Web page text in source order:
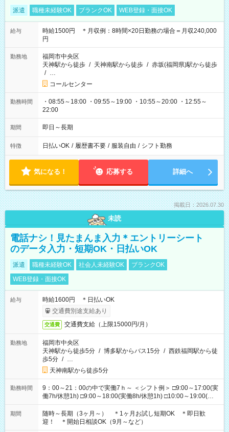
派遣 職種未経験OK ブランクOK WEB登録・面接OK
給与
時給1500円 ＊月収例：8時間×20日勤務の場合＝月収240,000
円
勤務地
福岡市中央区
天神駅から徒歩 / 天神南駅から徒歩 / 赤坂(福岡県)駅から徒歩
/ …
コールセンター
勤務時間
・08:55～18:00 ・09:55～19:00 ・10:55～20:00 ・12:55～
22:00
期間 即日～長期
特徴 日払いOK / 履歴書不要 / 服装自由 / シフト勤務
気になる！ 応募する 詳細へ
掲載日：2026.07.30
未読
電話ナシ！見たまんま入力＊エントリーシート
のデータ入力・短期OK・日払いOK
派遣 職種未経験OK 社会人未経験OK
ブランクOK
WEB登録・面接OK
給与
時給1600円 ＊日払いOK
交通費別途支給あり
交通費 交通費支給（上限15000円/月）
勤務地
福岡市中央区
天神駅から徒歩5分 / 博多駅からバス15分 / 西鉄福岡駅から徒
歩5分 / …
天神南駅から徒歩5分
勤務時間
9：00～21：00の中で実働7ｈ～ ＜シフト例＞ □9:00～17:00(実
働7h/休憩1h) □9:00～18:00(実働8h/休憩1h) □10:00～19:00(実
働8h/休憩1h) □11:00～20:00(実働8h/休憩1h) □12:00～20:00(実
働7h/休憩1h) □12:00～21:00(実働7h/休憩1h) ＊固定OK ＊選べ
る時間帯！
期間
随時～長期（3ヶ月～） ＊1ヶ月お試し短期OK ＊即日歓
迎！ ＊開始日相談OK（9月～など）